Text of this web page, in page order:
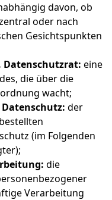
davon, ob
oder nach
Gesichtspunkten
Datenschutzrat: eine
die über die
wacht;
der
(im Folgenden
die
Verarbeitung